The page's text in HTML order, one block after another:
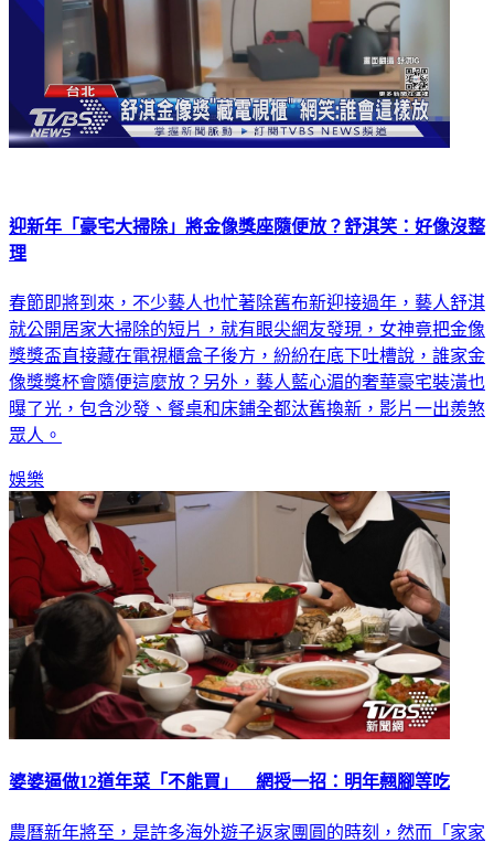
迎新年「豪宅大掃除」將金像獎座隨便放？舒淇笑：好像沒整
理
春節即將到來，不少藝人也忙著除舊布新迎接過年，藝人舒淇
就公開居家大掃除的短片，就有眼尖網友發現，女神竟把金像
獎獎盃直接藏在電視櫃盒子後方，紛紛在底下吐槽說，誰家金
像獎獎杯會隨便這麼放？另外，藝人藍心湄的奢華豪宅裝潢也
曝了光，包含沙發、餐桌和床鋪全都汰舊換新，影片一出羨煞
眾人。
娛樂
婆婆逼做12道年菜「不能買」 網授一招：明年翹腳等吃
農曆新年將至，是許多海外遊子返家團圓的時刻，然而「家家